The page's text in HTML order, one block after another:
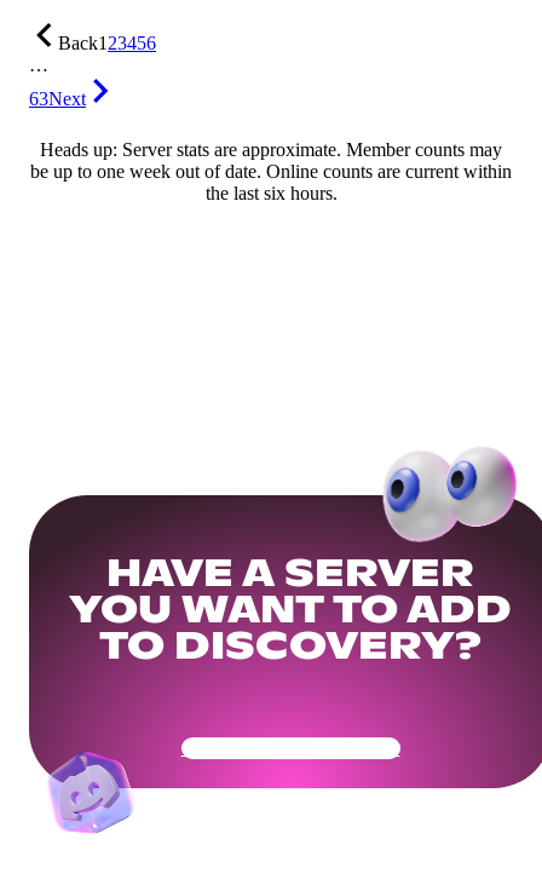
Back123456
…
63Next
Heads up: Server stats are approximate. Member counts may
be up to one week out of date. Online counts are current within
the last six hours.
HAVE A SERVER
YOU WANT TO ADD
TO DISCOVERY?
Get Your Community Ready